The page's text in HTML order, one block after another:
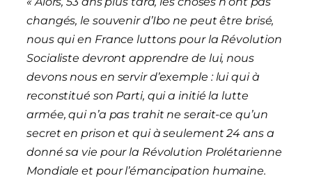
changés, le souvenir d’Ibo ne peut être brisé,
nous qui en France luttons pour la Révolution
Socialiste devront apprendre de lui, nous
devons nous en servir d’exemple : lui qui à
reconstitué son Parti, qui a initié la lutte
armée, qui n’a pas trahit ne serait-ce qu’un
secret en prison et qui à seulement 24 ans a
donné sa vie pour la Révolution Prolétarienne
Mondiale et pour l’émancipation humaine.